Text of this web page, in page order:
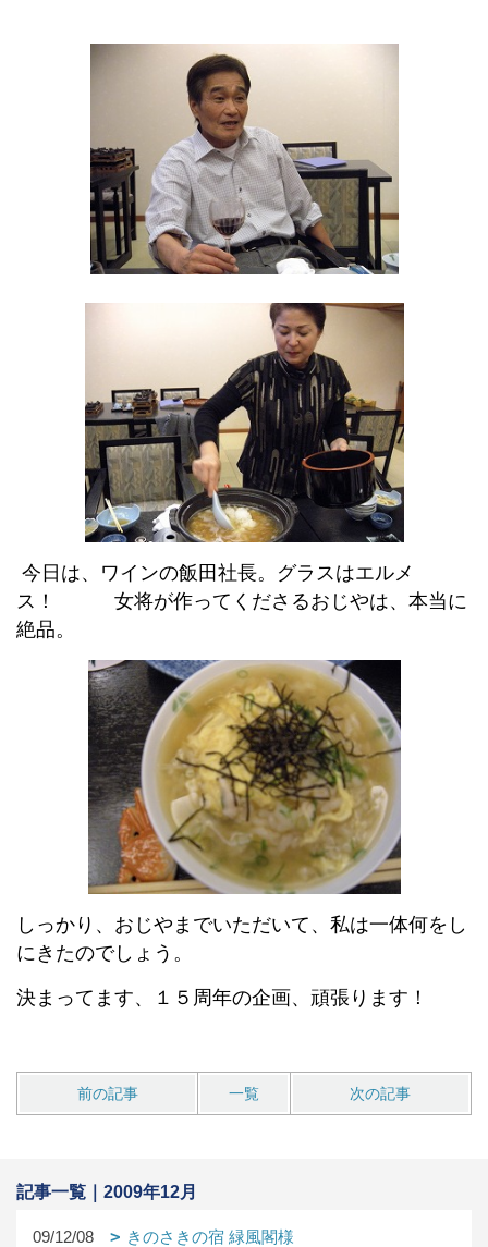
今日は、ワインの飯田社長。グラスはエルメ
ス！ 女将が作ってくださるおじやは、本当に
絶品。
しっかり、おじやまでいただいて、私は一体何をし
にきたのでしょう。
決まってます、１５周年の企画、頑張ります！
前の記事 一覧 次の記事
記事一覧｜2009年12月
09/12/08 きのさきの宿 緑風閣様